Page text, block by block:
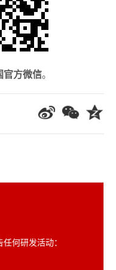
官方微信。
何研发活动：